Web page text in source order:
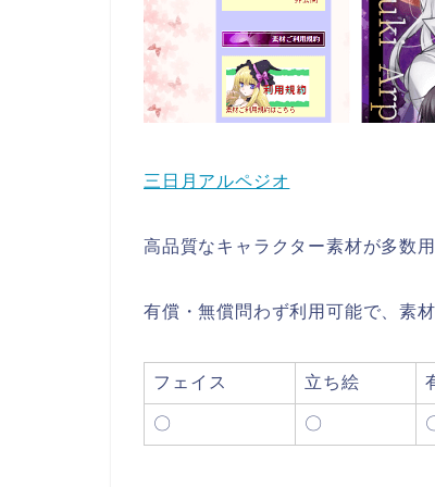
三日月アルペジオ
高品質なキャラクター素材が多数
有償・無償問わず利用可能で、素
フェイス 立ち絵
〇 〇